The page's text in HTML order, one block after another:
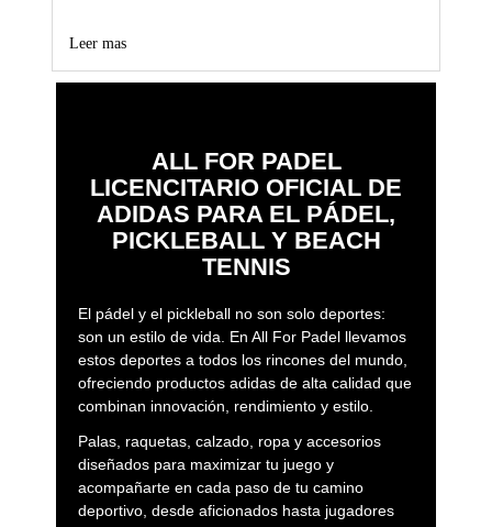
Leer mas
ALL FOR PADEL
LICENCITARIO OFICIAL DE
ADIDAS PARA EL PÁDEL,
PICKLEBALL Y BEACH
TENNIS
El pádel y el pickleball no son solo deportes:
son un estilo de vida. En All For Padel llevamos
estos deportes a todos los rincones del mundo,
ofreciendo productos adidas de alta calidad que
combinan innovación, rendimiento y estilo.
Palas, raquetas, calzado, ropa y accesorios
diseñados para maximizar tu juego y
acompañarte en cada paso de tu camino
deportivo, desde aficionados hasta jugadores